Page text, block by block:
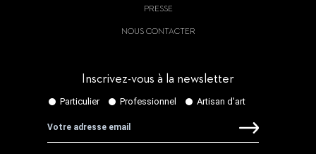
PRESSE
NOUS CONTACTER
Inscrivez-vous à la newsletter